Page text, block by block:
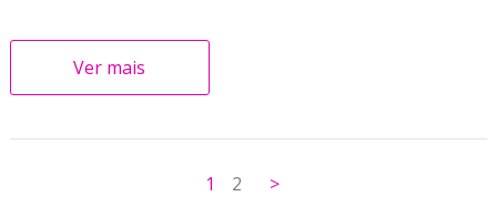
Ver mais
1 2 >